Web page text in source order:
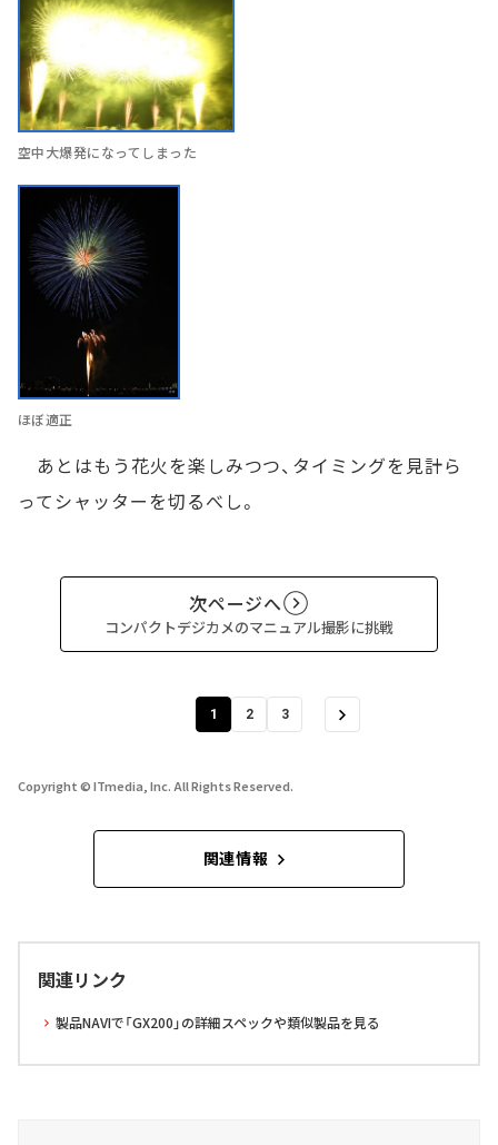
空中大爆発になってしまった
ほぼ適正
あとはもう花火を楽しみつつ、タイミングを見計ら
ってシャッターを切るべし。
次ページへ
コンパクトデジカメのマニュアル撮影に挑戦
1 2 3
Copyright © ITmedia, Inc. All Rights Reserved.
関連情報
関連リンク
製品NAVIで「GX200」の詳細スペックや類似製品を見る